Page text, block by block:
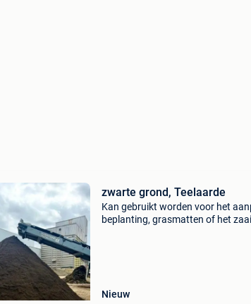
zwarte grond, Teelaarde
Kan gebruikt worden voor het
beplanting, grasmatten of het
Nieuw